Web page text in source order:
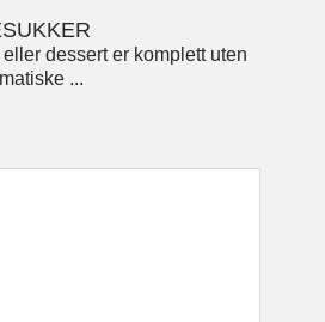
eller dessert er komplett uten
...